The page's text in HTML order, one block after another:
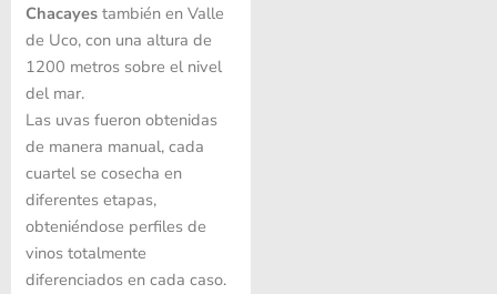
Chacayestambién en Valle
de Uco, con una altura de
1200 metros sobre el nivel
del mar.
Las uvas fueron obtenidas
de manera manual, cada
cuartel se cosecha en
diferentes etapas,
obteniéndose perfiles de
vinos totalmente
diferenciados en cada caso.